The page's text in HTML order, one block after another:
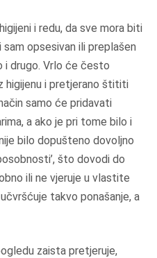
i redu, da sve mora biti
opsesivan ili preplašen
i drugo. Vrlo će često
higijenu i pretjerano štititi
samo će pridavati
a ako je pri tome bilo i
bilo dopušteno dovoljno
što dovodi do
ili ne vjeruje u vlastite
takvo ponašanje, a
zaista pretjeruje,